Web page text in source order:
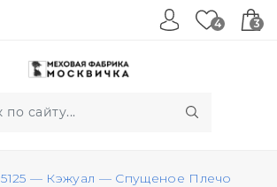
4 3
5125 — Кэжуал — Спущеное Плечо